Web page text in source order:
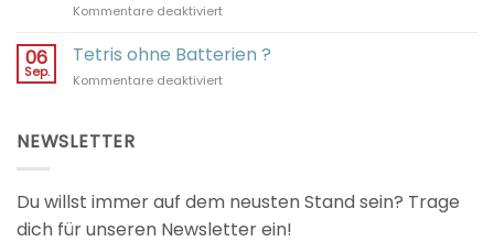
für
Brettspiel
Kommentare deaktiviertfür
der
Deutschen
Catan
06
Sep.
Tetris ohne Batterien ?
Kommentare deaktiviertfür
NEWSLETTER
Du willst immer auf dem neusten Stand sein? Trage
dich für unseren Newsletter ein!